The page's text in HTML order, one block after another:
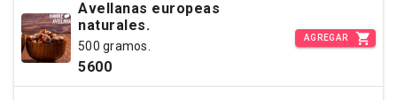
Avellanas europeas
naturales.
500 gramos.
5600
AGREGAR